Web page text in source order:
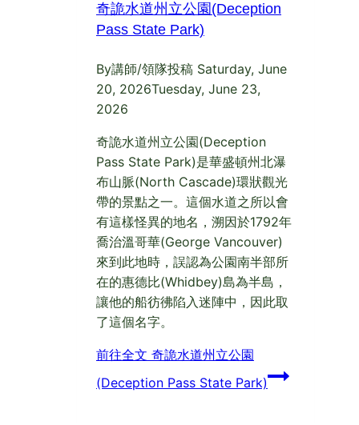
奇詭水道州立公園(Deception
Pass State Park)
By講師/領隊投稿 Saturday, June
20, 2026Tuesday, June 23,
2026
奇詭水道州立公園(Deception
Pass State Park)是華盛頓州北瀑
布山脈(North Cascade)環狀觀光
帶的景點之一。這個水道之所以會
有這樣怪異的地名，溯因於1792年
喬治溫哥華(George Vancouver)
來到此地時，誤認為公園南半部所
在的惠德比(Whidbey)島為半島，
讓他的船彷彿陷入迷陣中，因此取
了這個名字。
前往全文 奇詭水道州立公園
(Deception Pass State Park)